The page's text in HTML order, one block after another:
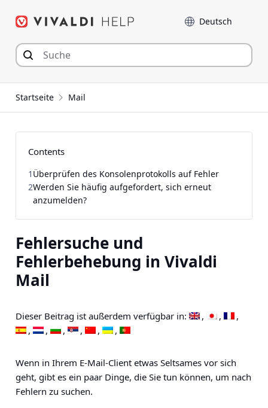
Inhalt
Sprache
Startseite Mail
Fehlersuche und
Fehlerbehebung in Vivaldi
Mail
Dieser Beitrag ist außerdem verfügbar in:
Wenn in Ihrem E-Mail-Client etwas Seltsames vor sich
geht, gibt es ein paar Dinge, die Sie tun können, um nach
Fehlern zu suchen.
Contents
1 Überprüfen des Konsolenprotokolls auf Fehler
2Werden Sie häufig aufgefordert, sich erneut
anzumelden?